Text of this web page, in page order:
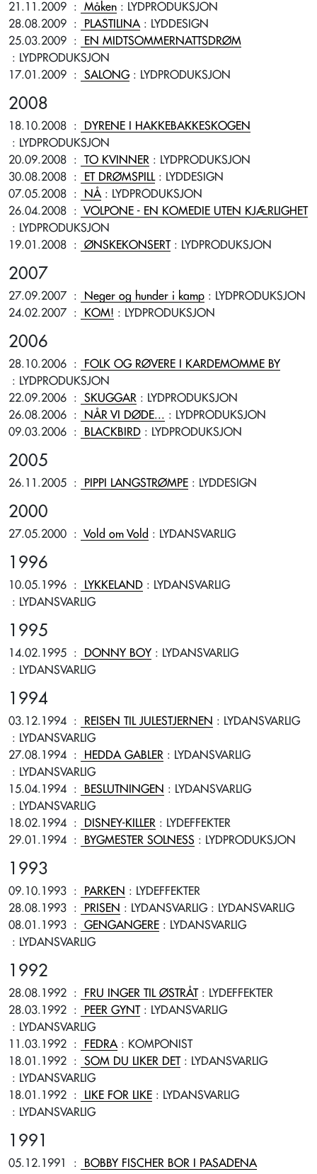
21.11.2009 : Måken : LYDPRODUKSJON
28.08.2009 : PLASTILINA : LYDDESIGN
25.03.2009 :
EN MIDTSOMMERNATTSDRØM
: LYDPRODUKSJON
17.01.2009 : SALONG: LYDPRODUKSJON
2008
18.10.2008 :
DYRENE I HAKKEBAKKESKOGEN
: LYDPRODUKSJON
20.09.2008 : TO KVINNER : LYDPRODUKSJON
30.08.2008 : ET DRØMSPILL: LYDDESIGN
07.05.2008 : NÅ : LYDPRODUKSJON
26.04.2008 :
VOLPONE - EN KOMEDIE UTEN KJÆRLIGHET
: LYDPRODUKSJON
19.01.2008 : ØNSKEKONSERT: LYDPRODUKSJON
2007
27.09.2007 : Neger og hunder i kamp : LYDPRODUKSJON
24.02.2007 : KOM! : LYDPRODUKSJON
2006
28.10.2006 :
FOLK OG RØVERE I KARDEMOMME BY
: LYDPRODUKSJON
22.09.2006 : SKUGGAR : LYDPRODUKSJON
26.08.2006 : NÅR VI DØDE... : LYDPRODUKSJON
09.03.2006 : BLACKBIRD : LYDPRODUKSJON
2005
26.11.2005 : PIPPI LANGSTRØMPE : LYDDESIGN
2000
27.05.2000 : Vold om Vold : LYDANSVARLIG
1996
10.05.1996 : LYKKELAND : LYDANSVARLIG
: LYDANSVARLIG
1995
14.02.1995 : DONNY BOY : LYDANSVARLIG
: LYDANSVARLIG
1994
03.12.1994 : REISEN TIL JULESTJERNEN : LYDANSVARLIG
: LYDANSVARLIG
27.08.1994 : HEDDA GABLER : LYDANSVARLIG
: LYDANSVARLIG
15.04.1994 : BESLUTNINGEN : LYDANSVARLIG
: LYDANSVARLIG
18.02.1994 : DISNEY-KILLER : LYDEFFEKTER
29.01.1994 : BYGMESTER SOLNESS : LYDPRODUKSJON
1993
09.10.1993 : PARKEN : LYDEFFEKTER
28.08.1993 : PRISEN : LYDANSVARLIG: LYDANSVARLIG
08.01.1993 : GENGANGERE : LYDANSVARLIG
: LYDANSVARLIG
1992
28.08.1992 : FRU INGER TIL ØSTRÅT: LYDEFFEKTER
28.03.1992 : PEER GYNT: LYDANSVARLIG
: LYDANSVARLIG
11.03.1992 : FEDRA : KOMPONIST
18.01.1992 : SOM DU LIKER DET: LYDANSVARLIG
: LYDANSVARLIG
18.01.1992 : LIKE FOR LIKE : LYDANSVARLIG
: LYDANSVARLIG
1991
05.12.1991 :
BOBBY FISCHER BOR I PASADENA